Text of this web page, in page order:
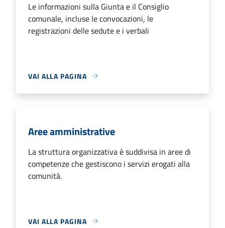
Le informazioni sulla Giunta e il Consiglio
comunale, incluse le convocazioni, le
registrazioni delle sedute e i verbali
VAI ALLA PAGINA
Aree amministrative
La struttura organizzativa è suddivisa in aree di
competenze che gestiscono i servizi erogati alla
comunità.
VAI ALLA PAGINA